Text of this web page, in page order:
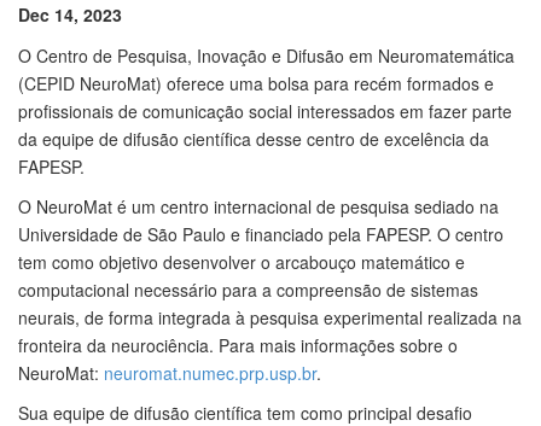
Dec 14, 2023
O Centro de Pesquisa, Inovação e Difusão em Neuromatemática
(CEPID NeuroMat) oferece uma bolsa para recém formados e
profissionais de comunicação social interessados em fazer parte
da equipe de difusão científica desse centro de excelência da
FAPESP.
O NeuroMat é um centro internacional de pesquisa sediado na
Universidade de São Paulo e financiado pela FAPESP. O centro
tem como objetivo desenvolver o arcabouço matemático e
computacional necessário para a compreensão de sistemas
neurais, de forma integrada à pesquisa experimental realizada na
fronteira da neurociência. Para mais informações sobre o
NeuroMat: neuromat.numec.prp.usp.br.
Sua equipe de difusão científica tem como principal desafio